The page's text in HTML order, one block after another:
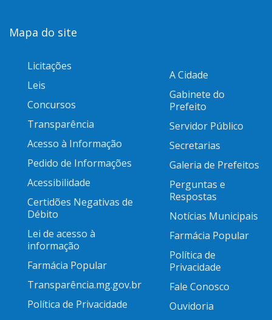
Mapa do site
Licitações
Leis
Concursos
Transparência
Acesso à Informação
Pedido de Informações
Acessibilidade
Certidões Negativas de
Débito
Lei de acesso à
informação
Farmácia Popular
Transparência.mg.gov.br
Política de Privacidade
A Cidade
Gabinete do
Prefeito
Servidor Público
Secretarias
Galeria de Prefeitos
Perguntas e
Respostas
Notícias Municipais
Farmácia Popular
Política de
Privacidade
Fale Conosco
Ouvidoria